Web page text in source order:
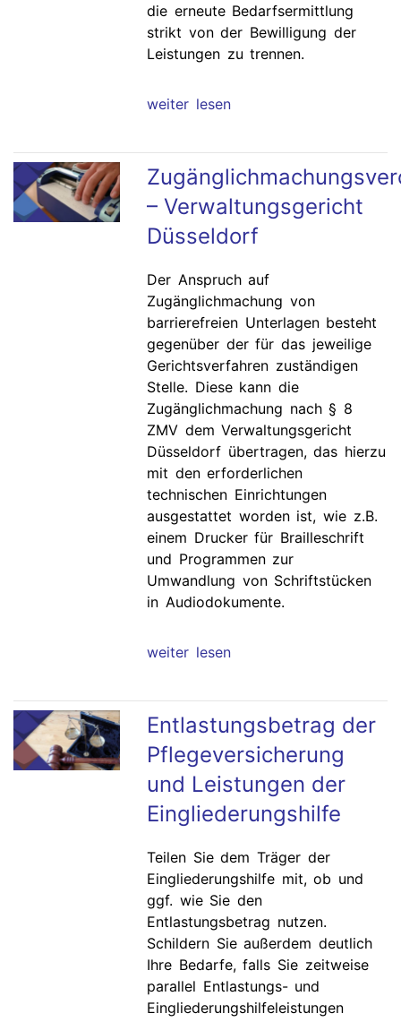
die erneute Bedarfsermittlung
strikt von der Bewilligung der
Leistungen zu trennen.
weiter lesen
– Verwaltungsgericht
Düsseldorf
Der Anspruch auf
Zugänglichmachung von
barrierefreien Unterlagen besteht
gegenüber der für das jeweilige
Gerichtsverfahren zuständigen
Stelle. Diese kann die
Zugänglichmachung nach § 8
ZMV dem Verwaltungsgericht
Düsseldorf übertragen, das hierzu
mit den erforderlichen
technischen Einrichtungen
ausgestattet worden ist, wie z.B.
einem Drucker für Brailleschrift
und Programmen zur
Umwandlung von Schriftstücken
in Audiodokumente.
weiter lesen
Entlastungsbetrag der
Pflegeversicherung
und Leistungen der
Eingliederungshilfe
Teilen Sie dem Träger der
Eingliederungshilfe mit, ob und
ggf. wie Sie den
Entlastungsbetrag nutzen.
Schildern Sie außerdem deutlich
Ihre Bedarfe, falls Sie zeitweise
parallel Entlastungs- und
Eingliederungshilfeleistungen